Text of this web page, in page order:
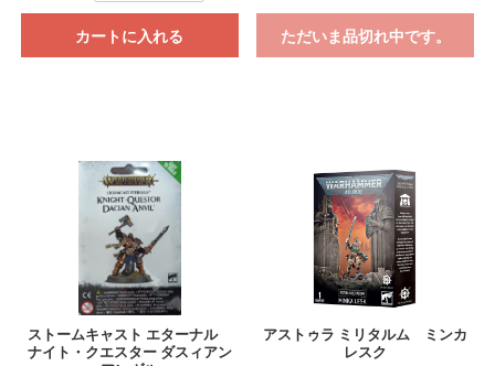
カートに入れる ただいま品切れ中です。
ストームキャスト エターナル
ナイト・クエスター ダスィアン
アストゥラ ミリタルム ミンカ
レスク